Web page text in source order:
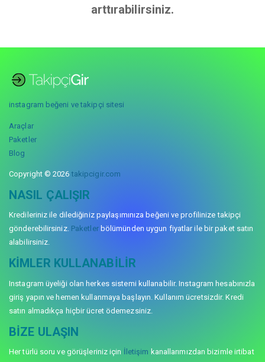
arttırabilirsiniz.
instagram beğeni ve takipçi sitesi
Araçlar
Paketler
Blog
Copyright © 2026 takipcigir.com
NASIL ÇALIŞIR
Kredileriniz ile dilediğiniz paylaşımınıza beğeni ve profilinize takipçi
gönderebilirsiniz. Paketlerbölümünden uygun fiyatlar ile bir paket satın
alabilirsiniz.
KIMLER KULLANABILIR
Instagram üyeliği olan herkes sistemi kullanabilir. Instagram hesabınızla
giriş yapın ve hemen kullanmaya başlayın. Kullanım ücretsizdir. Kredi
satın almadıkça hiçbir ücret ödemezsiniz.
BIZE ULAŞIN
Her türlü soru ve görüşleriniz için İletişim kanallarımızdan bizimle irtibat